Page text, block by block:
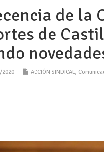
de la
de
2020 ACCIÓN SINDICAL,